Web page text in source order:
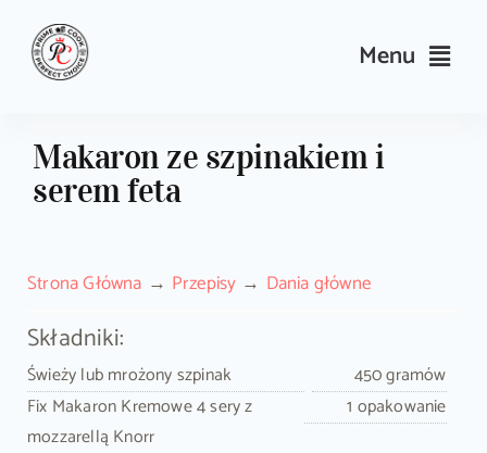
content
Menu
Przepisy
Kulinarne triki i porady
Wyposażenie
Search
for:
Sklep PrimeCook
Makaron ze szpinakiem i
serem feta
Strona Główna Przepisy Dania główne
Składniki:
Świeży lub mrożony szpinak
450 gramów
Fix Makaron Kremowe 4 sery z
mozzarellą Knorr
1 opakowanie